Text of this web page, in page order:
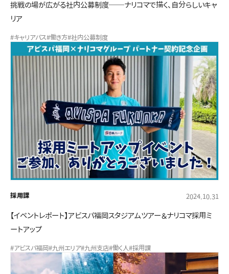
挑戦の場が広がる社内公募制度──ナリコマで描く、自分らしいキャ
リア
#キャリアパス#働き方#社内公募制度
採用課 2024.10.31
【イベントレポート】アビスパ福岡スタジアムツアー＆ナリコマ採用ミ
ートアップ
#アビスパ福岡#九州エリア#九州支店#働く人#採用課